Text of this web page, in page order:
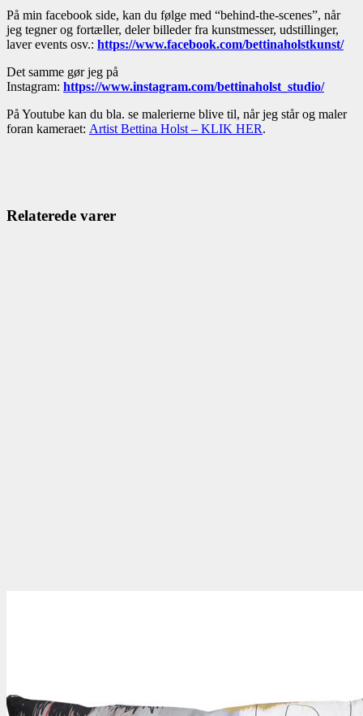
På min facebook side, kan du følge med “behind-the-scenes”, når
jeg tegner og fortæller, deler billeder fra kunstmesser, udstillinger,
laver events osv.: https://www.facebook.com/bettinaholstkunst/
Det samme gør jeg på
Instagram: https://www.instagram.com/bettinaholst_studio/
På Youtube kan du bla. se malerierne blive til, når jeg står og maler
foran kameraet: Artist Bettina Holst – KLIK HER.
Relaterede varer